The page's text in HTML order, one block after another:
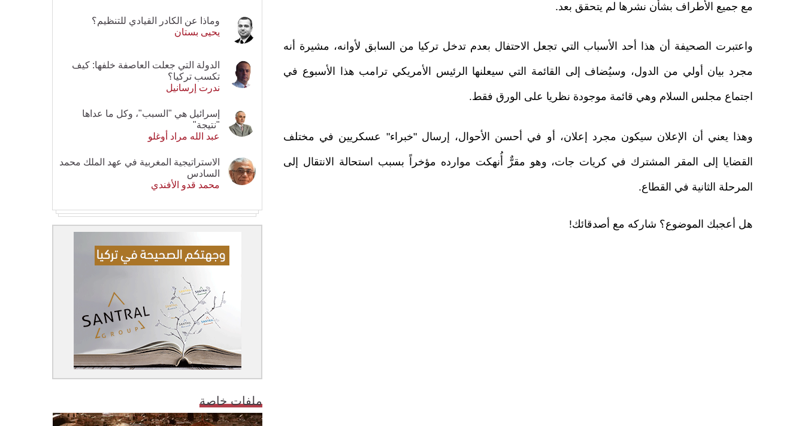
مع جميع الأطراف بشأن نشرها لم يتحقق بعد.
واعتبرت الصحيفة أن هذا أحد الأسباب التي تجعل الاحتفال بعدم تدخل تركيا من السابق لأوانه، مشيرة أنه
مجرد بيان أولي من الدول، وسيُضاف إلى القائمة التي سيعلنها الرئيس الأمريكي ترامب هذا الأسبوع في
اجتماع مجلس السلام وهي قائمة موجودة نظريا على الورق فقط.
وهذا يعني أن الإعلان سيكون مجرد إعلان، أو في أحسن الأحوال، إرسال "خبراء" عسكريين في مختلف
القضايا إلى المقر المشترك في كريات جات، وهو مقرٌّ أُنهكت موارده مؤخراً بسبب استحالة الانتقال إلى
المرحلة الثانية في القطاع.
هل أعجبك الموضوع؟ شاركه مع أصدقائك!
وماذا عن الكادر القيادي للتنظيم؟
يحيى بستان
الدولة التي جعلت العاصفة خلفها: كيف
تكسب تركيا؟
ندرت إرسانيل
إسرائيل هي "السبب"، وكل ما عداها
"نتيجة"
عبد الله مراد أوغلو
الاستراتيجية المغربية في عهد الملك محمد
السادس
محمد قدو الأفندي
ملفات خاصة